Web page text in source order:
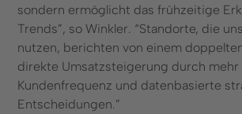
sondern ermöglicht das frühzeitige
Trends”, so Winkler. “Standorte, die
nutzen, berichten von einem
direkte Umsatzsteigerung durch mehr
Kundenfrequenz und datenbasierte
Entscheidungen.”